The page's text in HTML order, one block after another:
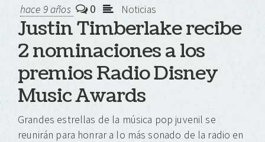
hace 9 años 0 Noticias
Justin Timberlake recibe
2 nominaciones a los
premios Radio Disney
Music Awards
Grandes estrellas de la música pop juvenil se
reunirán para honrar a lo más sonado de la radio en